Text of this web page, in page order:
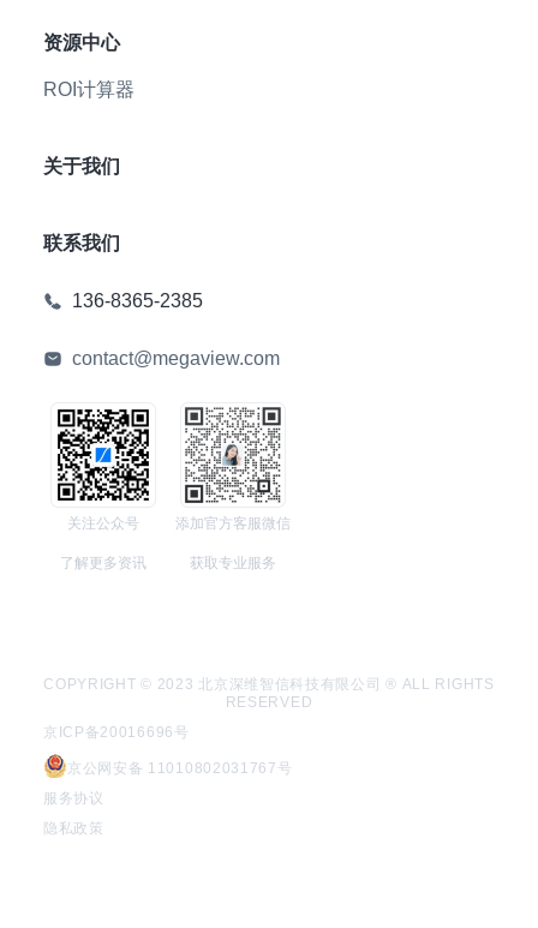
资源中心
ROI计算器
关于我们
联系我们
136-8365-2385
contact@megaview.com
关注公众号
了解更多资讯
添加官方客服微信
获取专业服务
COPYRIGHT © 2023 北京深维智信科技有限公司 ® ALL RIGHTS
RESERVED
京ICP备20016696号
京公网安备 11010802031767号
服务协议
隐私政策